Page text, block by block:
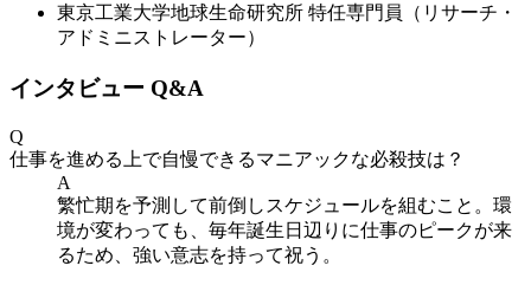
東京工業大学地球生命研究所 特任専門員（リサーチ・
アドミニストレーター）
インタビュー Q&A
Q
仕事を進める上で自慢できるマニアックな必殺技は？
A
繁忙期を予測して前倒しスケジュールを組むこと。環
境が変わっても、毎年誕生日辺りに仕事のピークが来
るため、強い意志を持って祝う。